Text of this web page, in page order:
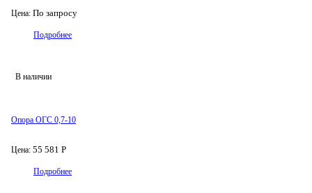
Цена: По запросу
Подробнее
В наличии
Опора ОГС 0,7-10
Цена: 55 581 Р
Подробнее